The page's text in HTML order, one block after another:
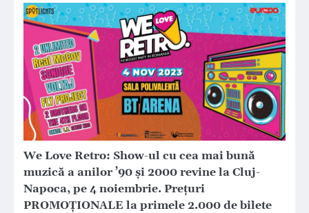
We Love Retro: Show-ul cu cea mai bună
muzică a anilor ’90 și 2000 revine la Cluj-
Napoca, pe 4 noiembrie. Prețuri
PROMOȚIONALE la primele 2.000 de bilete